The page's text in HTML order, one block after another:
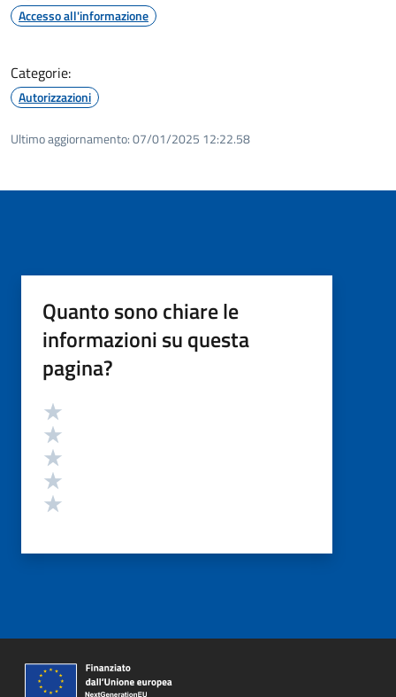
Accesso all'informazione
Categorie:
Autorizzazioni
Ultimo aggiornamento:07/01/2025 12:22.58
Quanto sono chiare le
informazioni su questa
pagina?
Valutazione